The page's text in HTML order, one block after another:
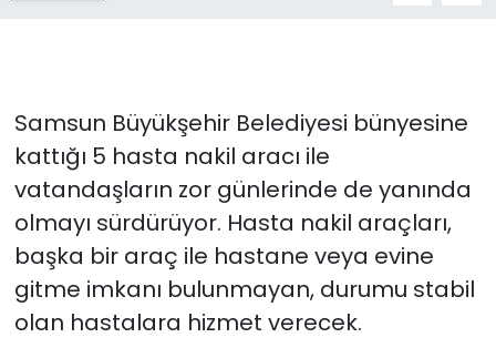
Samsun Büyükşehir Belediyesi bünyesine
kattığı 5 hasta nakil aracı ile
vatandaşların zor günlerinde de yanında
olmayı sürdürüyor. Hasta nakil araçları,
başka bir araç ile hastane veya evine
gitme imkanı bulunmayan, durumu stabil
olan hastalara hizmet verecek.